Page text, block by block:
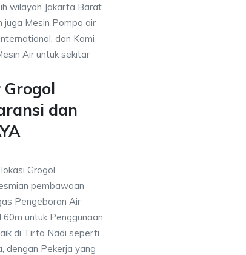
wilayah Jakarta Barat.
juga Mesin Pompa air
dan Kami
Air untuk sekitar
Grogol
dan
Grogol
pembawaan
Pengeboran Air
untuk Penggunaan
di Tirta Nadi seperti
dengan Pekerja yang